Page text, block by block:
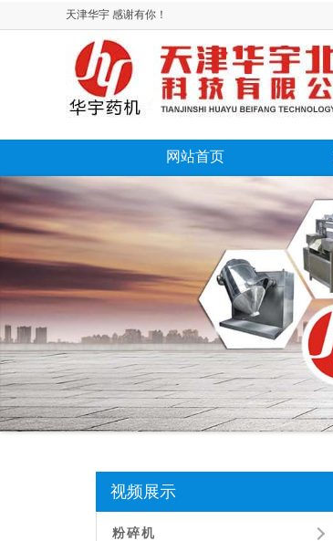
天津华宇 感谢有你！
网站首页
视频展示
粉碎机